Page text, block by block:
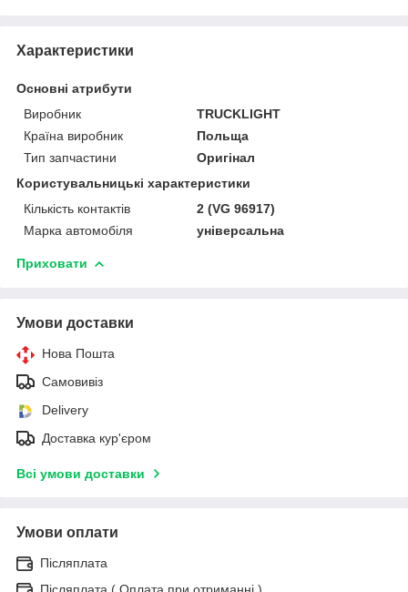
Характеристики
Основні атрибути
Виробник
TRUCKLIGHT
Країна виробник
Польща
Тип запчастини
Оригінал
Користувальницькі характеристики
Кількість контактів
2 (VG 96917)
Марка автомобіля
універсальна
Приховати
Умови доставки
Нова Пошта
Самовивіз
Delivery
Доставка кур'єром
Всі умови доставки
Умови оплати
Післяплата
Післяплата ( Оплата при отриманні )